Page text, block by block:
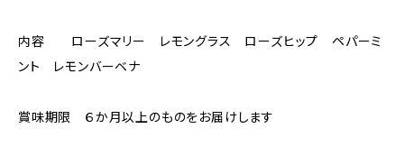
内容 ローズマリー レモングラス ローズヒップ ペパーミ
ント レモンバーベナ
賞味期限 ６か月以上のものをお届けします